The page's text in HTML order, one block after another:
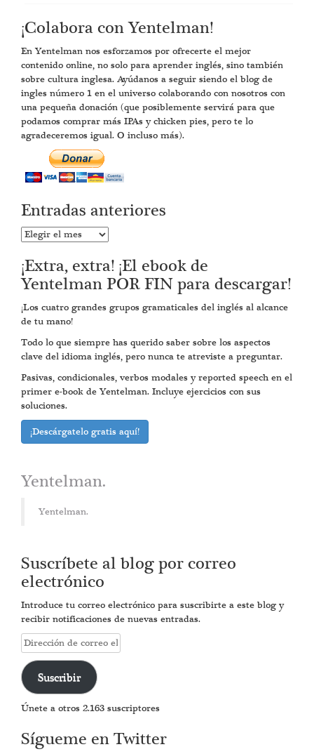
¡Colabora con Yentelman!
En Yentelman nos esforzamos por ofrecerte el mejor
contenido online, no solo para aprender inglés, sino también
sobre cultura inglesa. Ayúdanos a seguir siendo el blog de
ingles número 1 en el universo colaborando con nosotros con
una pequeña donación (que posiblemente servirá para que
podamos comprar más IPAs y chicken pies, pero te lo
agradeceremos igual. O incluso más).
Entradas anteriores
Entradas
¡Extra, extra! ¡El ebook de
Yentelman POR FIN para descargar!
¡Los cuatro grandes grupos gramaticales del inglés al alcance
de tu mano!
Todo lo que siempre has querido saber sobre los aspectos
clave del idioma inglés, pero nunca te atreviste a preguntar.
Pasivas, condicionales, verbos modales y reported speech en el
primer e-book de Yentelman. Incluye ejercicios con sus
soluciones.
¡Descárgatelo gratis aquí!
Yentelman.
Yentelman.
Suscríbete al blog por correo
electrónico
Introduce tu correo electrónico para suscribirte a este blog y
recibir notificaciones de nuevas entradas.
Dirección
de
correo
electrónico
Suscribir
Únete a otros 2.163 suscriptores
Sígueme en Twitter